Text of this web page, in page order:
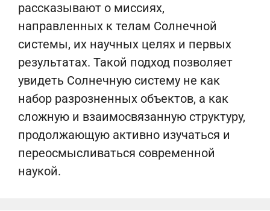
рассказывают о миссиях,
направленных к телам Солнечной
системы, их научных целях и первых
результатах. Такой подход позволяет
увидеть Солнечную систему не как
набор разрозненных объектов, а как
сложную и взаимосвязанную структуру,
продолжающую активно изучаться и
переосмысливаться современной
наукой.